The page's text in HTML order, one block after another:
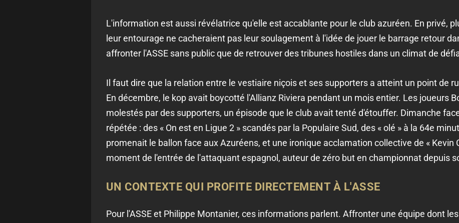
L'information est aussi révélatrice qu'elle est accablante pour le club azuréen. En privé,
leur entourage ne cacheraient pas leur soulagement à l'idée de jouer le barrage retour
affronter l'ASSE sans public que de retrouver des tribunes hostiles dans un climat de
Il faut dire que la relation entre le vestiaire niçois et ses supporters a atteint un point de
En décembre, le kop avait boycotté l'Allianz Riviera pendant un mois entier. Les joueurs
molestés par des supporters, un épisode que le club avait tenté d'étouffer. Dimanche
répétée : des « On est en Ligue 2 » scandés par la Populaire Sud, des « olé » à la 64e
promenait le ballon face aux Azuréens, et une ironique acclamation collective de « Kevin
moment de l'entrée de l'attaquant espagnol, auteur de zéro but en championnat depuis
UN CONTEXTE QUI PROFITE DIRECTEMENT À L'ASSE
Pour l'ASSE et Philippe Montanier, ces informations parlent. Affronter une équipe dont